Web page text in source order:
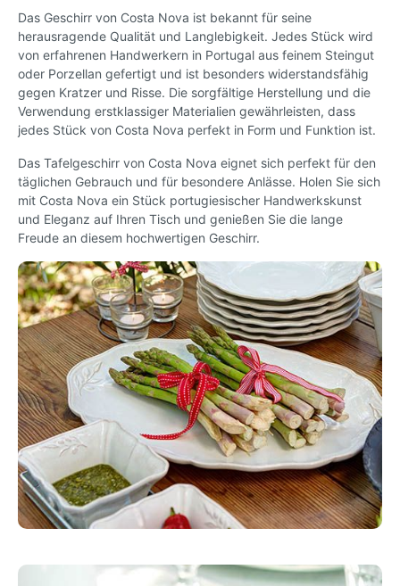
Das Geschirr von Costa Nova ist bekannt für seine
herausragende Qualität und Langlebigkeit. Jedes Stück wird
von erfahrenen Handwerkern in Portugal aus feinem Steingut
oder Porzellan gefertigt und ist besonders widerstandsfähig
gegen Kratzer und Risse. Die sorgfältige Herstellung und die
Verwendung erstklassiger Materialien gewährleisten, dass
jedes Stück von Costa Nova perfekt in Form und Funktion ist.
Das Tafelgeschirr von Costa Nova eignet sich perfekt für den
täglichen Gebrauch und für besondere Anlässe. Holen Sie sich
mit Costa Nova ein Stück portugiesischer Handwerkskunst
und Eleganz auf Ihren Tisch und genießen Sie die lange
Freude an diesem hochwertigen Geschirr.